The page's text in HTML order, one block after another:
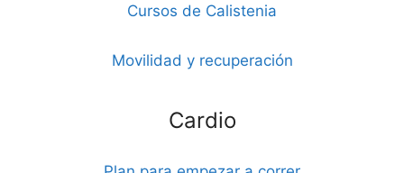
Cursos de Calistenia
Movilidad y recuperación
Cardio